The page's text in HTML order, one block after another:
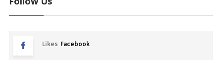
Likes Facebook